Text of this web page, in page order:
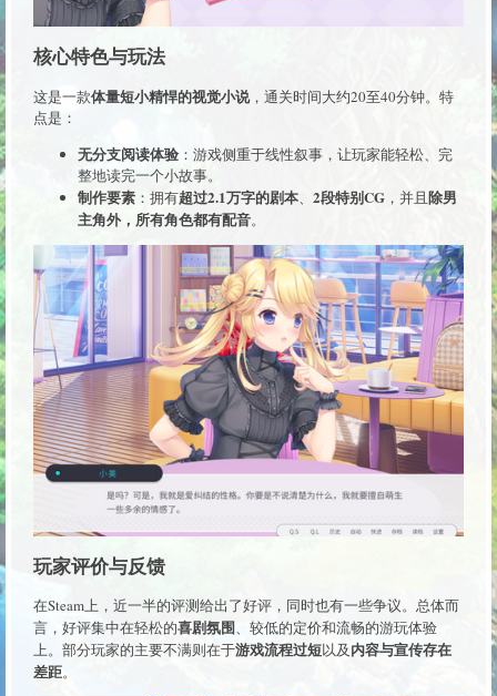
核心特色与玩法
这是一款体量短小精悍的视觉小说，通关时间大约20至40分钟。特
点是：
无分支阅读体验 ：游戏侧重于线性叙事，让玩家能轻松、完
整地读完一个小故事。
制作要素 ：拥有超过2.1万字的剧本、 2段特别CG ，并且除男
主角外，所有角色都有配音。
玩家评价与反馈
在Steam上，近一半的评测给出了好评，同时也有一些争议。总体而
言，好评集中在轻松的喜剧氛围、较低的定价和流畅的游玩体验
上。部分玩家的主要不满则在于游戏流程过短以及内容与宣传存在
差距。